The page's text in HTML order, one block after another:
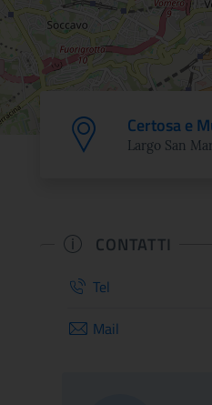
Certosa e
Largo San
CONTATTI
Tel
Mail